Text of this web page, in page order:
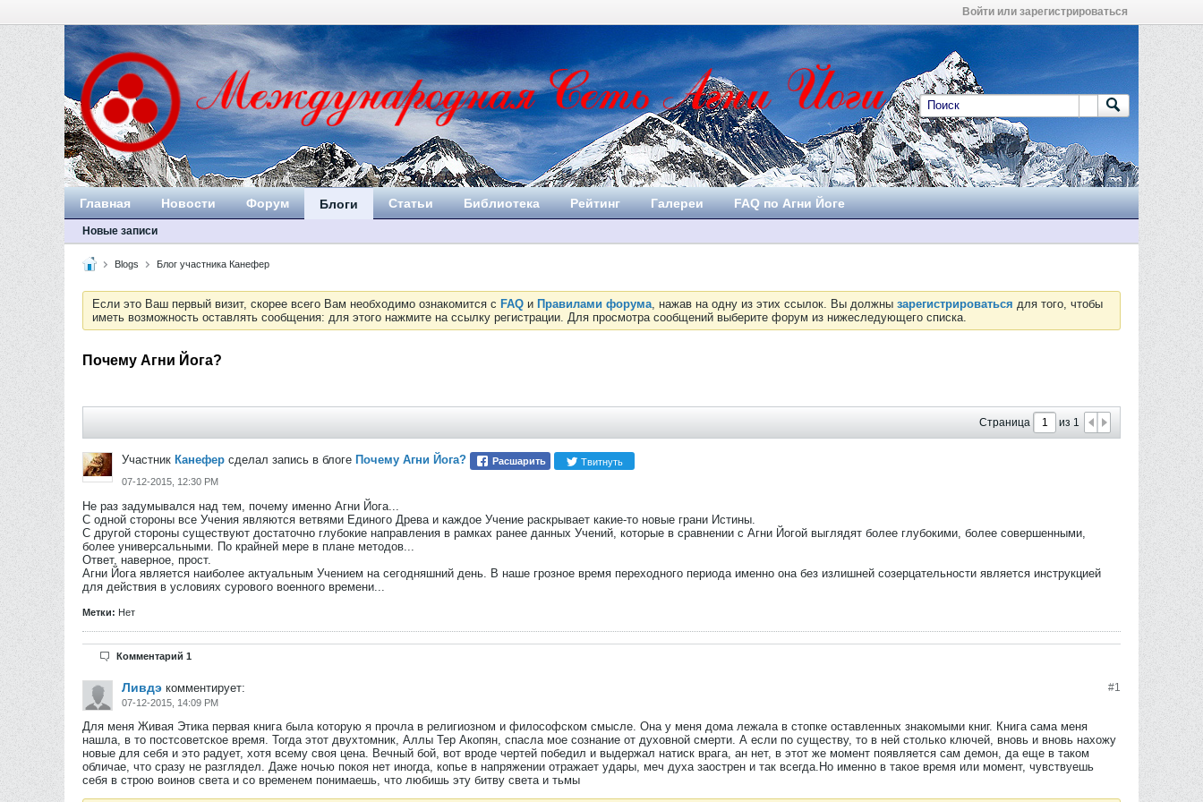
Войти или зарегистрироваться
Главная Новости Форум Блоги Статьи Библиотека Рейтинг Галереи FAQ по Агни Йоге
Новые записи
Blogs Блог участника Канефер
Если это Ваш первый визит, скорее всего Вам необходимо ознакомится с FAQ и Правилами форума, нажав на одну из этих ссылок. Вы должны зарегистрироваться для того, чтобы
иметь возможность оставлять сообщения: для этого нажмите на ссылку регистрации. Для просмотра сообщений выберите форум из нижеследующего списка.
Почему Агни Йога?
Страница из 1
Участник Канефер сделал запись в блоге Почему Агни Йога?
07-12-2015, 12:30 PM
Расшарить Твитнуть
Не раз задумывался над тем, почему именно Агни Йога...
С одной стороны все Учения являются ветвями Единого Древа и каждое Учение раскрывает какие-то новые грани Истины.
С другой стороны существуют достаточно глубокие направления в рамках ранее данных Учений, которые в сравнении с Агни Йогой выглядят более глубокими, более совершенными,
более универсальными. По крайней мере в плане методов...
Ответ, наверное, прост.
Агни Йога является наиболее актуальным Учением на сегодняшний день. В наше грозное время переходного периода именно она без излишней созерцательности является инструкцией
для действия в условиях сурового военного времени...
Метки: Нет
Комментарий 1
#1
Ливдэ комментирует:
07-12-2015, 14:09 PM
Для меня Живая Этика первая книга была которую я прочла в религиозном и философском смысле. Она у меня дома лежала в стопке оставленных знакомыми книг. Книга сама меня
нашла, в то постсоветское время. Тогда этот двухтомник, Аллы Тер Акопян, спасла мое сознание от духовной смерти. А если по существу, то в ней столько ключей, вновь и вновь нахожу
новые для себя и это радует, хотя всему своя цена. Вечный бой, вот вроде чертей победил и выдержал натиск врага, ан нет, в этот же момент появляется сам демон, да еще в таком
обличае, что сразу не разглядел. Даже ночью покоя нет иногда, копье в напряжении отражает удары, меч духа заострен и так всегда.Но именно в такое время или момент, чувствуешь
себя в строю воинов света и со временем понимаешь, что любишь эту битву света и тьмы